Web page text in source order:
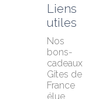
Liens
utiles
Nos
bons-
cadeaux
Gîtes de
France
élue